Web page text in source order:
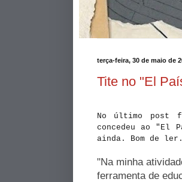
terça-feira, 30 de maio de
Tite no "El
No último post
concedeu ao
ainda. Bom de ler.
"Na minha
ferramenta de